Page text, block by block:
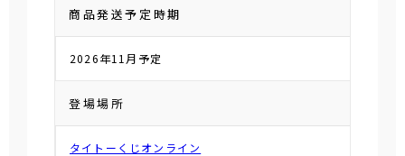
商品発送予定時期
2026年11月予定
登場場所
タイトーくじオンライン